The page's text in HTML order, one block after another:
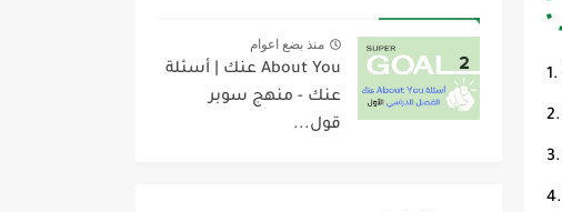
منذ بضع اعوام
About You عنك | أسئلة
عنك - منهج سوبر
قول...